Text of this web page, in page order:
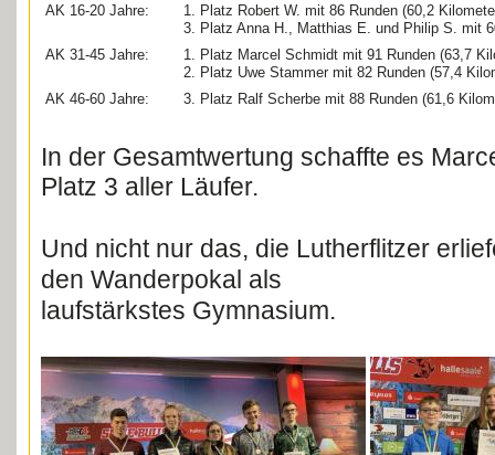
AK 16-20 Jahre:
1. Platz Robert W. mit 86 Runden (60,2
3. Platz Anna H., Matthias E. und Philip S. mit
AK 31-45 Jahre:
1. Platz Marcel Schmidt mit 91 Runden (63,7
2. Platz Uwe Stammer mit 82 Runden (57,4
AK 46-60 Jahre:
3. Platz Ralf Scherbe mit 88 Runden (61,6
In der Gesamtwertung schaffte es
Platz 3 aller Läufer.
Und nicht nur das, die Lutherflitzer
den Wanderpokal als
laufstärkstes Gymnasium.